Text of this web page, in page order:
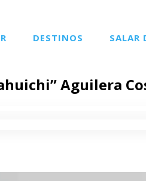
DESTINOS SALAR
Aguilera